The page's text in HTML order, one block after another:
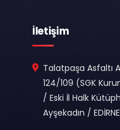
İletişim
Talatpaşa Asfaltı
124/109 (SGK
/ Eski İl Halk
Ayşekadın / EDİRNE